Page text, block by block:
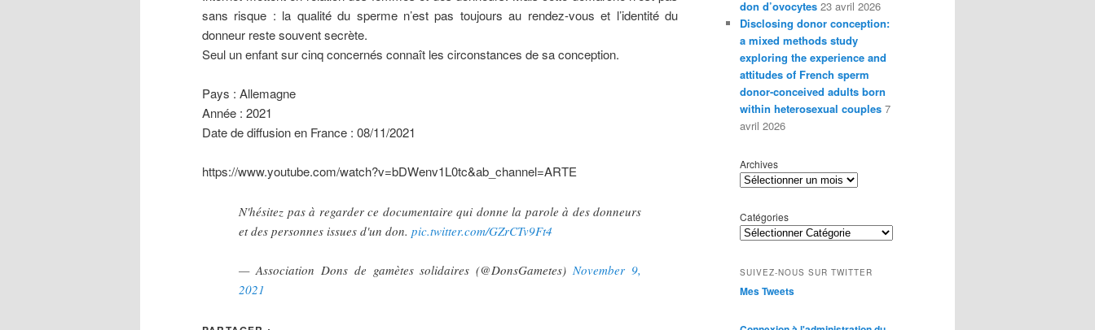
sans risque : la qualité du sperme n’est pas toujours au rendez-vous et l’identité du
donneur reste souvent secrète.
Seul un enfant sur cinq concernés connaît les circonstances de sa conception.
Pays : Allemagne
Année : 2021
Date de diffusion en France : 08/11/2021
https://www.youtube.com/watch?v=bDWenv1L0tc&ab_channel=ARTE
N'hésitez pas à regarder ce documentaire qui donne la parole à des donneurs
et des personnes issues d'un don. pic.twitter.com/GZrCTv9Ft4
— Association Dons de gamètes solidaires (@DonsGametes)November 9,
2021
don d’ovocytes 23 avril 2026
Disclosing donor conception:
a mixed methods study
exploring the experience and
attitudes of French sperm
donor-conceived adults born
within heterosexual couples 7
avril 2026
Archives
Catégories
SUIVEZ-NOUS SUR TWITTER
Mes Tweets